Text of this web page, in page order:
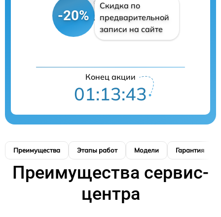
-20%
Скидка по
предварительной
записи на сайте
Конец акции
01:13:42
Преимущества Этапы работ Модели Гарантия
Преимущества сервис-
центра